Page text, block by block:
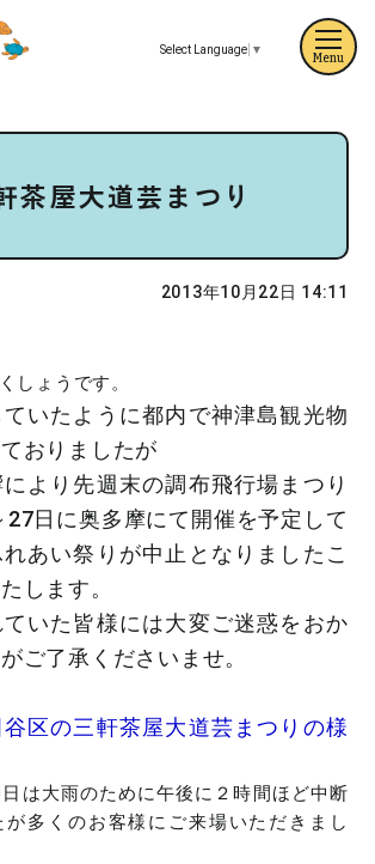
Select Language ▼
茶屋大道芸まつり
2013年10月22日 14:11
しょうです。
いたように都内で神津島観光物
おりましたが
より先週末の調布飛行場まつり
27日に奥多摩にて開催を予定して
あい祭りが中止となりましたこ
します。
いた皆様には大変ご迷惑をおか
ご了承くださいませ。
区の三軒茶屋大道芸まつりの様
は大雨のために午後に２時間ほど中断
が多くのお客様にご来場いただきまし
Menu